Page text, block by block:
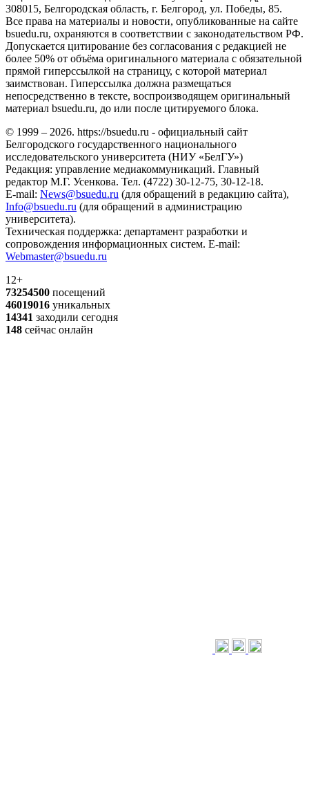
308015, Белгородская область, г. Белгород, ул. Победы, 85.
Все права на материалы и новости, опубликованные на сайте
bsuedu.ru, охраняются в соответствии с законодательством РФ.
Допускается цитирование без согласования с редакцией не
более 50% от объёма оригинального материала с обязательной
прямой гиперссылкой на страницу, с которой материал
заимствован. Гиперссылка должна размещаться
непосредственно в тексте, воспроизводящем оригинальный
материал bsuedu.ru, до или после цитируемого блока.
© 1999 – 2026. https://bsuedu.ru - официальный сайт
Белгородского государственного национального
исследовательского университета (НИУ «БелГУ»)
Редакция: управление медиакоммуникаций. Главный
редактор М.Г. Усенкова. Тел. (4722) 30-12-75, 30-12-18.
E-mail: News@bsuedu.ru (для обращений в редакцию сайта),
Info@bsuedu.ru (для обращений в администрацию
университета).
Техническая поддержка: департамент разработки и
сопровождения информационных систем. E-mail:
Webmaster@bsuedu.ru
12+
73254500 посещений
46019016 уникальных
14341 заходили сегодня
148 сейчас онлайн